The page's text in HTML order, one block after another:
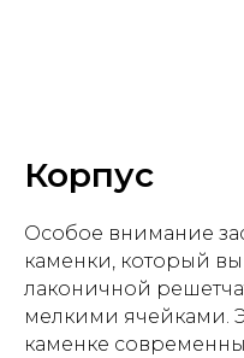
Корпус
Особое внимание
каменки, который
лаконичной
мелкими ячейками.
каменке